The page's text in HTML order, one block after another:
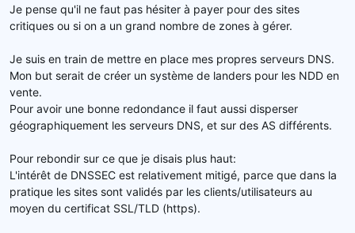
Je pense qu'il ne faut pas hésiter à payer pour des sites
critiques ou si on a un grand nombre de zones à gérer.
Je suis en train de mettre en place mes propres serveurs DNS.
Mon but serait de créer un système de landers pour les NDD en
vente.
Pour avoir une bonne redondance il faut aussi disperser
géographiquement les serveurs DNS, et sur des AS différents.
Pour rebondir sur ce que je disais plus haut:
L'intérêt de DNSSEC est relativement mitigé, parce que dans la
pratique les sites sont validés par les clients/utilisateurs au
moyen du certificat SSL/TLD (https).